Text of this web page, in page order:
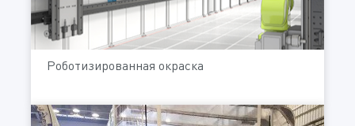
Роботизированная окраска